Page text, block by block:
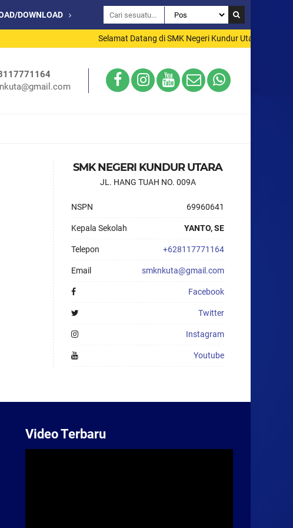
DOWNLOAD
Selamat Datang di SMK Negeri Kundur Utara
SMK NEGERI KUNDUR UTARA
JL. HANG TUAH NO. 009A
NSPN 69960641
Kepala Sekolah YANTO, SE
Telepon +628117771164
Email smknkuta@gmail.com
Facebook
Twitter
Instagram
Youtube
Video Terbaru